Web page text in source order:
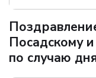
Посадскому
по случаю